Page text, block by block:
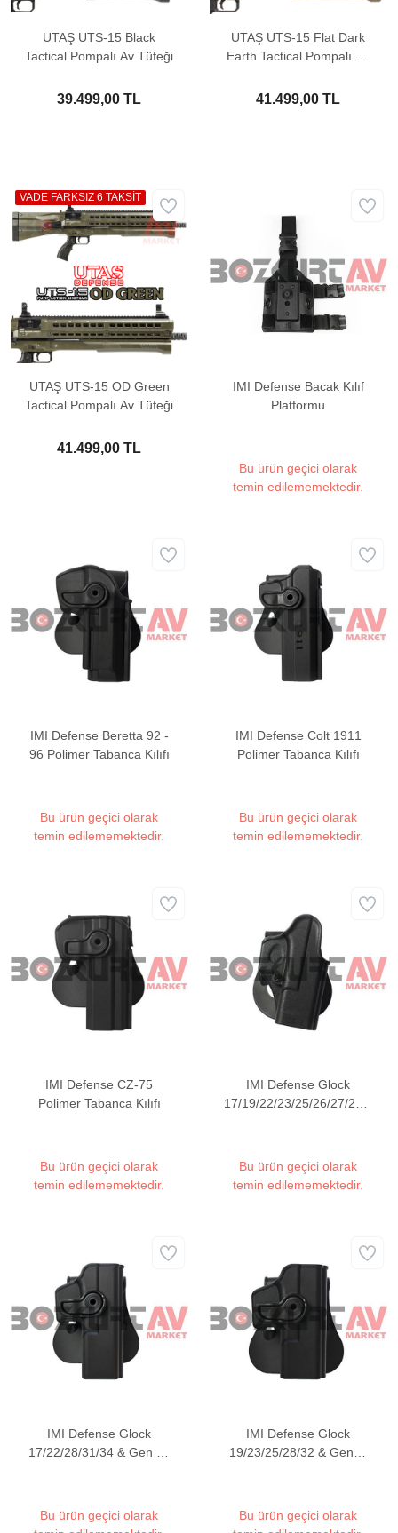
UTAŞ UTS-15 Black
Tactical Pompalı Av Tüfeği
39.499,00 TL
UTAŞ UTS-15 Flat Dark
Earth Tactical Pompalı Av
41.499,00 TL
UTAŞ UTS-15 OD Green
Tactical Pompalı Av Tüfeği
41.499,00 TL
VADE FARKSIZ 6 TAKSİT
IMI Defense Bacak Kılıf
Platformu
Bu ürün geçici olarak
temin edilememektedir.
IMI Defense Beretta 92 -
96 Polimer Tabanca Kılıfı
Bu ürün geçici olarak
temin edilememektedir.
IMI Defense Colt 1911
Polimer Tabanca Kılıfı
Bu ürün geçici olarak
temin edilememektedir.
IMI Defense CZ-75
Polimer Tabanca Kılıfı
Bu ürün geçici olarak
temin edilememektedir.
IMI Defense Glock
17/19/22/23/25/26/27/28/31/
Tek Parça)
Bu ürün geçici olarak
temin edilememektedir.
IMI Defense Glock
17/22/28/31/34 & Gen 4 /
Bu ürün geçici olarak
IMI Defense Glock
19/23/25/28/32 & Gen4 /
Bu ürün geçici olarak